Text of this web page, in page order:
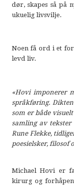
dør, skapes så på
ukuelig livsvilje.
Noen få ord i et
levd liv.
«Hovi imponerer
språkføring.
som er både
samling av tekster
Rune Flekke,
poesielsker, filosof
Michael Hovi er
kirurg og